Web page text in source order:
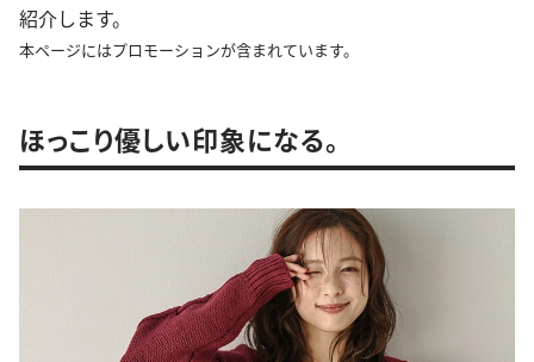
紹介します。
本ページにはプロモーションが含まれています。
ほっこり優しい印象になる。